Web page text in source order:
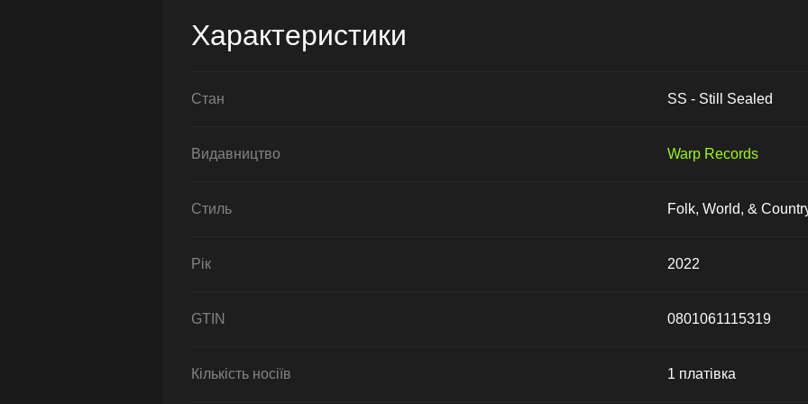
Характеристики
Стан SS - Still Sealed
Видавництво Warp Records
Стиль Folk, World, &
Рік 2022
GTIN 0801061115319
Кількість носіїв 1 платівка